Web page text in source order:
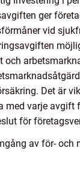
ger
vid
och
Det är
med varje avgift
för
av för- och